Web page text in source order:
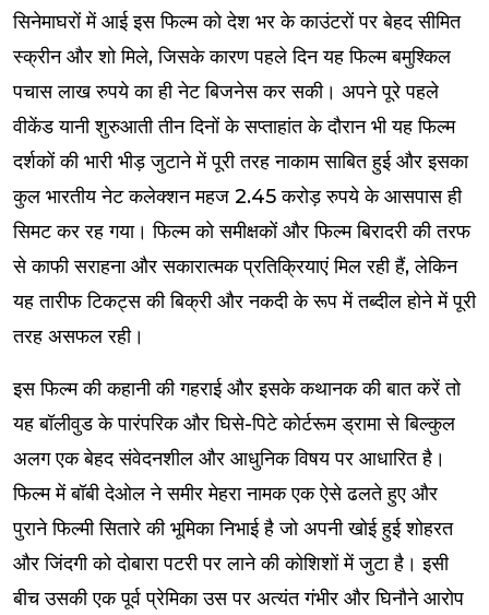
सिनेमाघरों में आई इस फिल्म को देश भर के काउंटरों पर बेहद सीमित
स्क्रीन और शो मिले, जिसके कारण पहले दिन यह फिल्म बमुश्किल
पचास लाख रुपये का ही नेट बिजनेस कर सकी। अपने पूरे पहले
वीकेंड यानी शुरुआती तीन दिनों के सप्ताहांत के दौरान भी यह फिल्म
दर्शकों की भारी भीड़ जुटाने में पूरी तरह नाकाम साबित हुई और इसका
कुल भारतीय नेट कलेक्शन महज 2.45 करोड़ रुपये के आसपास ही
सिमट कर रह गया। फिल्म को समीक्षकों और फिल्म बिरादरी की तरफ
से काफी सराहना और सकारात्मक प्रतिक्रियाएं मिल रही हैं, लेकिन
यह तारीफ टिकट्स की बिक्री और नकदी के रूप में तब्दील होने में पूरी
तरह असफल रही।
इस फिल्म की कहानी की गहराई और इसके कथानक की बात करें तो
यह बॉलीवुड के पारंपरिक और घिसे-पिटे कोर्टरूम ड्रामा से बिल्कुल
अलग एक बेहद संवेदनशील और आधुनिक विषय पर आधारित है।
फिल्म में बॉबी देओल ने समीर मेहरा नामक एक ऐसे ढलते हुए और
पुराने फिल्मी सितारे की भूमिका निभाई है जो अपनी खोई हुई शोहरत
और जिंदगी को दोबारा पटरी पर लाने की कोशिशों में जुटा है। इसी
बीच उसकी एक पूर्व प्रेमिका उस पर अत्यंत गंभीर और घिनौने आरोप